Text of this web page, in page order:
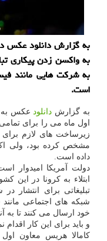
به گزارش دانلود عکس
به واکسن زدن پیکاری
به شرکت هایی مانند
است.
به گزارش دانلود عکس به
اول ماه می را برای
زیرساخت های لازم
داده است.
دولت آمریکا امیدوار
ابتلاء به کرونا در این
تبلیغاتی برای انتشار
شبکه های اجتماعی مانند
خود ارسال می کنند تا به
و باید برای این کار اقدام
کامالا هریس معاون اول